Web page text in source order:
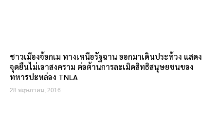
ชาวเมืองจ้อกเม ทางเหนือรัฐฉาน ออกมาเดินประท้วง แสดง
จุดยืนไม่เอาสงคราม ต่อต้านการละเมิดสิทธิสนุษยชนของ
ทหารปะหล่อง TNLA
28 พฤษภาคม, 2016